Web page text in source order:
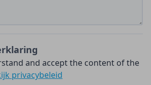
and accept the content of the
privacybeleid